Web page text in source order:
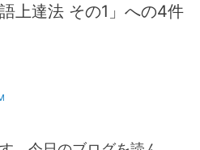
上達法 その1」への4件